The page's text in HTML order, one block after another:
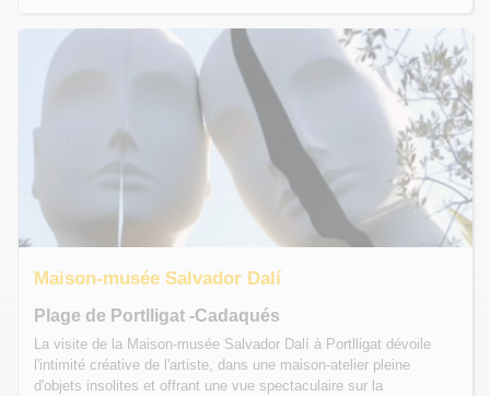
Maison-musée Salvador Dalí
Plage de Portlligat -Cadaqués
La visite de la Maison-musée Salvador Dalí à Portlligat dévoile
l'intimité créative de l'artiste, dans une maison-atelier pleine
d'objets insolites et offrant une vue spectaculaire sur la